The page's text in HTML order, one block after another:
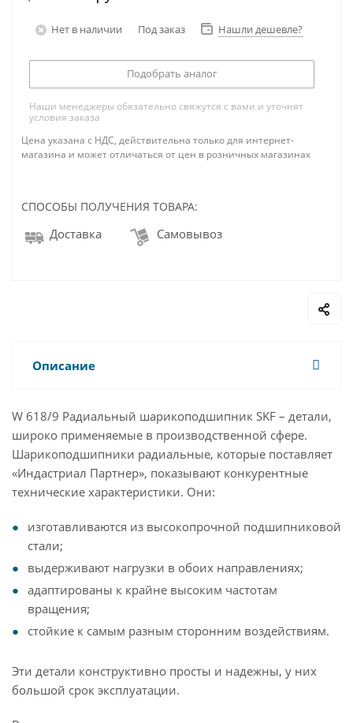
Нет в наличии Под заказ Нашли дешевле?
Подобрать аналог
Наши менеджеры обязательно свяжутся с вами и уточнят
условия заказа
Цена указана с НДС, действительна только для интернет-
магазина и может отличаться от цен в розничных магазинах
СПОСОБЫ ПОЛУЧЕНИЯ ТОВАРА:
Доставка Самовывоз
Описание
W 618/9 Радиальный шарикоподшипник SKF – детали,
широко применяемые в производственной сфере.
Шарикоподшипники радиальные, которые поставляет
«Индастриал Партнер», показывают конкурентные
технические характеристики. Они:
изготавливаются из высокопрочной подшипниковой
стали;
выдерживают нагрузки в обоих направлениях;
адаптированы к крайне высоким частотам
вращения;
стойкие к самым разным сторонним воздействиям.
Эти детали конструктивно просты и надежны, у них
большой срок эксплуатации.